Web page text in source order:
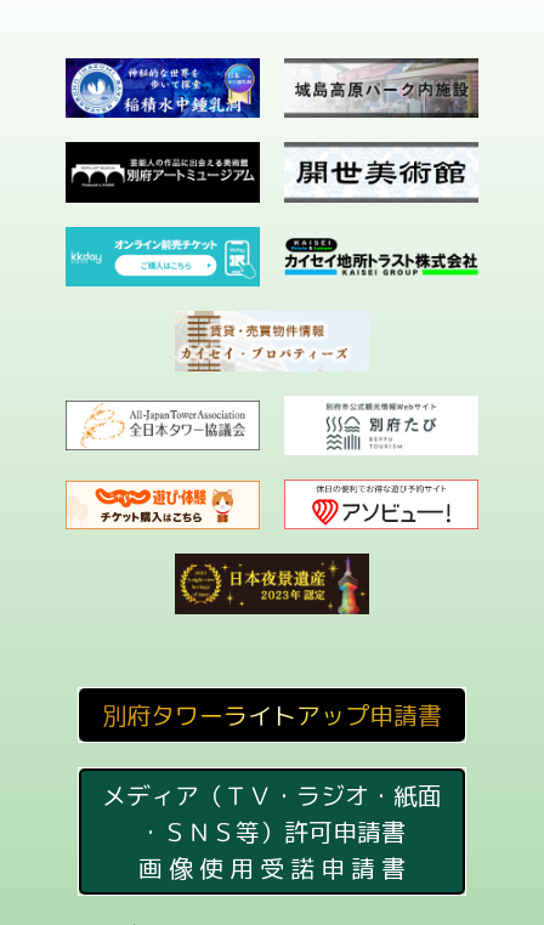
お問い合わせ
別府タワーライトアップ申請書
メディア（ＴＶ・ラジオ・紙面
・ＳＮＳ等）許可申請書
画 像 使 用 受 諾 申 請 書